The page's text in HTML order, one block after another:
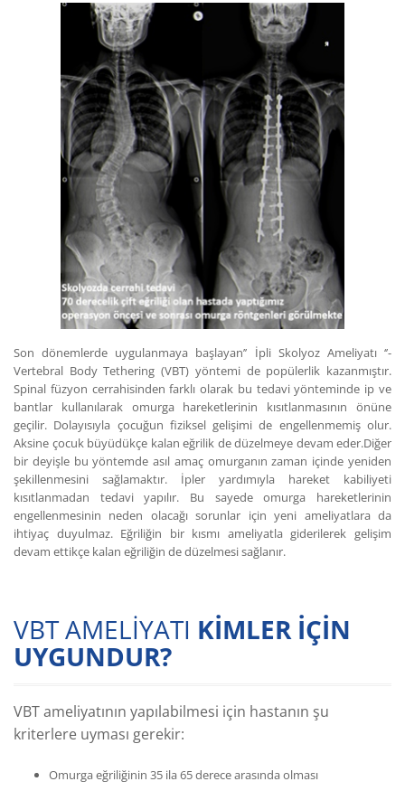
Son dönemlerde uygulanmaya başlayan’’ İpli Skolyoz Ameliyatı ‘’-
Vertebral Body Tethering (VBT) yöntemi de popülerlik kazanmıştır.
Spinal füzyon cerrahisinden farklı olarak bu tedavi yönteminde ip ve
bantlar kullanılarak omurga hareketlerinin kısıtlanmasının önüne
geçilir. Dolayısıyla çocuğun fiziksel gelişimi de engellenmemiş olur.
Aksine çocuk büyüdükçe kalan eğrilik de düzelmeye devam eder.Diğer
bir deyişle bu yöntemde asıl amaç omurganın zaman içinde yeniden
şekillenmesini sağlamaktır. İpler yardımıyla hareket kabiliyeti
kısıtlanmadan tedavi yapılır. Bu sayede omurga hareketlerinin
engellenmesinin neden olacağı sorunlar için yeni ameliyatlara da
ihtiyaç duyulmaz. Eğriliğin bir kısmı ameliyatla giderilerek gelişim
devam ettikçe kalan eğriliğin de düzelmesi sağlanır.
VBT AMELIYATI KIMLER İÇIN
UYGUNDUR?
VBT ameliyatının yapılabilmesi için hastanın şu
kriterlere uyması gerekir:
Omurga eğriliğinin 35 ila 65 derece arasında olması